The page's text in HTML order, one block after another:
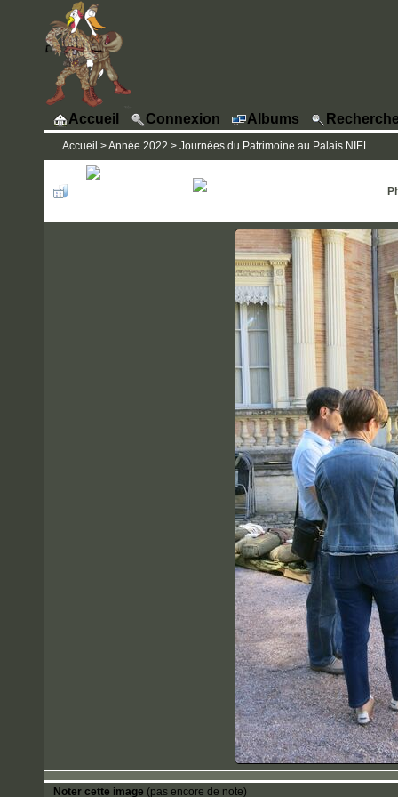
Accueil Connexion Albums
Accueil >Année 2022 > Journées du Patrimoine au Palais NIEL
Noter cette image (pas encore de note)